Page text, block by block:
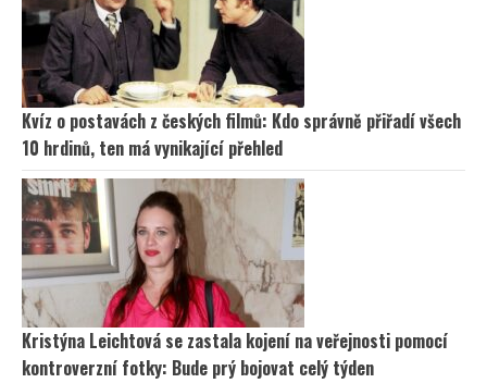
Kvíz o postavách z českých filmů: Kdo správně přiřadí všech
10 hrdinů, ten má vynikající přehled
Kristýna Leichtová se zastala kojení na veřejnosti pomocí
kontroverzní fotky: Bude prý bojovat celý týden